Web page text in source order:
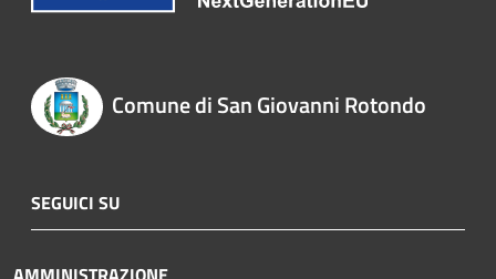
Comune di San Giovanni Rotondo
SEGUICI SU